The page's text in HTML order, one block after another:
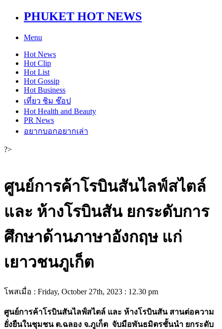
PHUKET HOT NEWS
Menu
Hot News
Hot Clip
Hot List
Hot Gossip
Hot Business
เที่ยว ชิม ช๊อป
Hot Health and Beauty
PR News
อยากบอกอยากเล่า
?>
ศูนย์การค้าโรบินสันไลฟ์สไตล์
และ ห้างโรบินสัน ยกระดับการ
ศึกษาด้านภาษาอังกฤษ แก่
เยาวชนภูเก็ต
โพสเมื่อ : Friday, October 27th, 2023 : 12.30 pm
ศูนย์การค้าโรบินสันไลฟ์สไตล์ และ ห้างโรบินสัน สานต่อความ
ยั่งยืนในชุมชน ต.ฉลอง จ.ภูเก็ต จับมือพันธมิตรชั้นนำ ยกระดับ